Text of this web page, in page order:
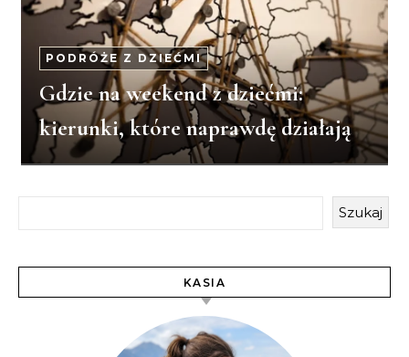
PODRÓŻE Z DZIEĆMI
Gdzie na weekend z dziećmi:
kierunki, które naprawdę działają
Szukaj
KASIA